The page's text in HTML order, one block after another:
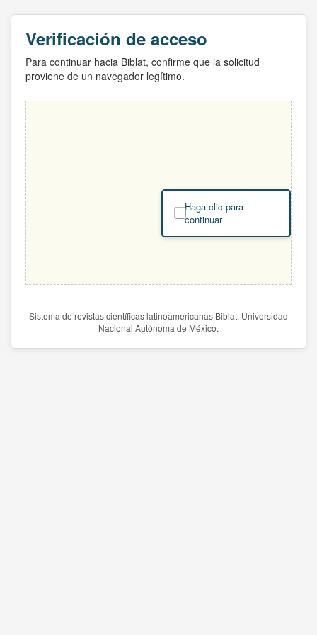
Verificación de acceso
Para continuar hacia Biblat, confirme que la solicitud
proviene de un navegador legítimo.
Haga clic para
continuar
Sistema de revistas científicas latinoamericanas Biblat. Universidad
Nacional Autónoma de México.